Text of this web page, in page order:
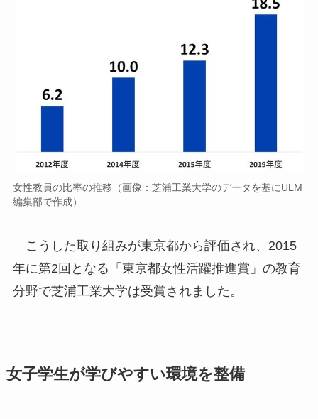
女性教員の比率の推移（画像：芝浦工業大学のデータを基にULM
編集部で作成）
こうした取り組みが東京都から評価され、2015
年に第2回となる「東京都女性活躍推進賞」の教育
分野で芝浦工業大学は受賞されました。
女子学生が学びやすい環境を整備